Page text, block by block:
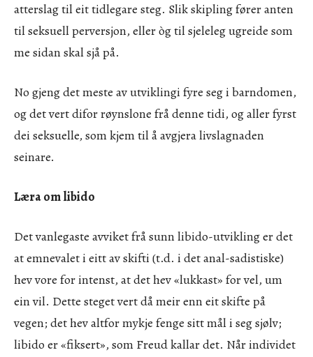
atterslag til eit tidlegare steg. Slik skipling fører anten
til seksuell perversjon, eller òg til sjeleleg ugreide som
me sidan skal sjå på.
No gjeng det meste av utviklingi fyre seg i barndomen,
og det vert difor røynslone frå denne tidi, og aller fyrst
dei seksuelle, som kjem til å avgjera livslagnaden
seinare.
Læra om libido
Det vanlegaste avviket frå sunn libido-utvikling er det
at emnevalet i eitt av skifti (t.d. i det anal-sadistiske)
hev vore for intenst, at det hev «lukkast» for vel, um
ein vil. Dette steget vert då meir enn eit skifte på
vegen; det hev altfor mykje fenge sitt mål i seg sjølv;
libido er «fiksert», som Freud kallar det. Når individet